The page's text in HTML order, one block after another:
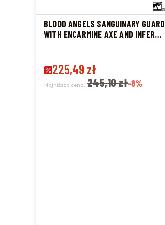
BLOOD ANGELS SANGUINARY GUARD
WITH ENCARMINE AXE AND INFERNO
Cena promocyjna
225,49 zł
Najniższa cena: 245,10 zł-8%